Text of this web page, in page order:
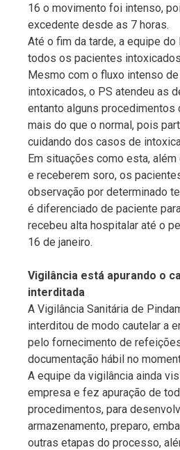
16 o movimento foi intenso,
excedente desde as 7 horas.
Até o fim da tarde, a equipe do
todos os pacientes
Mesmo com o fluxo intenso
intoxicados, o PS atendeu as
entanto alguns procedimentos
mais do que o normal, pois
cuidando dos casos de
Em situações como esta,
e receberem soro, os
observação por determinado
é diferenciado de paciente
recebeu alta hospitalar até o
16 de janeiro.
Vigilância está apurando o
interditada
A Vigilância Sanitária de
interditou de modo cautelar a
pelo fornecimento de
documentação hábil no
A equipe da vigilância ainda
empresa e fez apuração de
procedimentos, para
armazenamento, preparo,
outras etapas do processo,